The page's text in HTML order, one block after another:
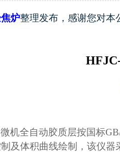
炉整理发布，感谢您对本
微机全自动胶质层按国标
及体积曲线绘制，该仪